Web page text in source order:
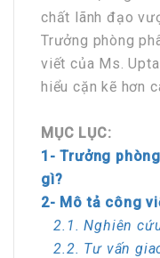
chất lãnh đạo
Trưởng phòng
viết của Ms.
hiểu cặn kẽ hơn
MỤC LỤC:
1- Trưởng
gì?
2- Mô tả công
2.1. Nghiên
2.2. Tư vấn